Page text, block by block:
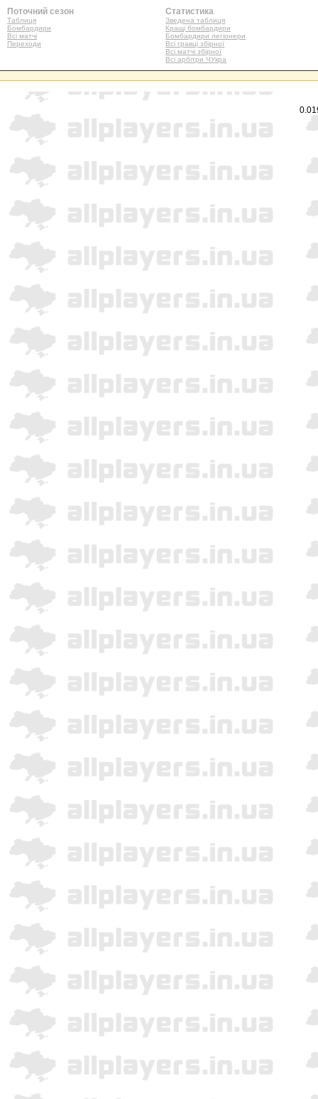
Поточний сезон
Таблиця
Бомбардири
Всі матчі
Переходи
Статистика
Зведена таблиця
Кращі бомбардири
Бомбардири легіонери
Всі гравці збірної
Всі матчі збірної
Всі арбітри ЧУкра